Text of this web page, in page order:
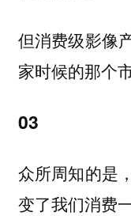
但消费级影像
家时候的那个
03
众所周知的是
变了我们消费